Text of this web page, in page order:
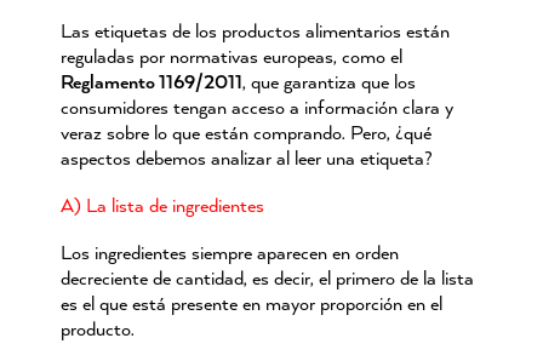
Las etiquetas de los productos alimentarios están
reguladas por normativas europeas, como el
Reglamento 1169/2011, que garantiza que los
consumidores tengan acceso a información clara y
veraz sobre lo que están comprando. Pero, ¿qué
aspectos debemos analizar al leer una etiqueta?
A) La lista de ingredientes
Los ingredientes siempre aparecen en orden
decreciente de cantidad, es decir, el primero de la lista
es el que está presente en mayor proporción en el
producto.